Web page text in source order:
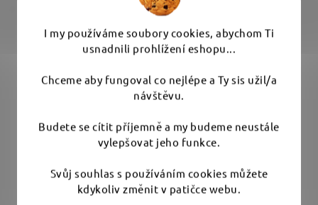
I my používáme soubory cookies, abychom Ti
usnadnili prohlížení eshopu...
Chceme aby fungoval co nejlépe a Ty sis užil/a
návštěvu.
Budete se cítit příjemně a my budeme neustále
vylepšovat jeho funkce.
Svůj souhlas s používáním cookies můžete
kdykoliv změnit v patičce webu.
Fictech 719 Tyre 400 ml - rychlý lesk na pneumatiky
443 Kč